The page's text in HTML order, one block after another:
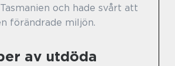
och hade svårt att
förändrade miljön.
av utdöda